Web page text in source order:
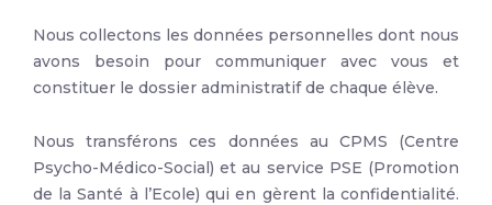
Nous collectons les données personnelles dont nous
avons besoin pour communiquer avec vous et
constituer le dossier administratif de chaque élève.
Nous transférons ces données au CPMS (Centre
Psycho-Médico-Social) et au service PSE (Promotion
de la Santé à l’Ecole) qui en gèrent la confidentialité.